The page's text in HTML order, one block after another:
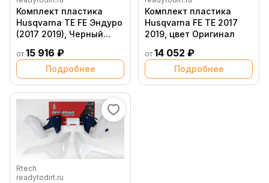
Комплект пластика
Husqvarna TE FE Эндуро
(2017 2019), Черный
фары)
от 15 916 ₽
Подробнее
Комплект пластика
Husqvarna FE TE 2017
2019, цвет Оригинал
от 14 052 ₽
Подробнее
Rtech
readytodirt.ru